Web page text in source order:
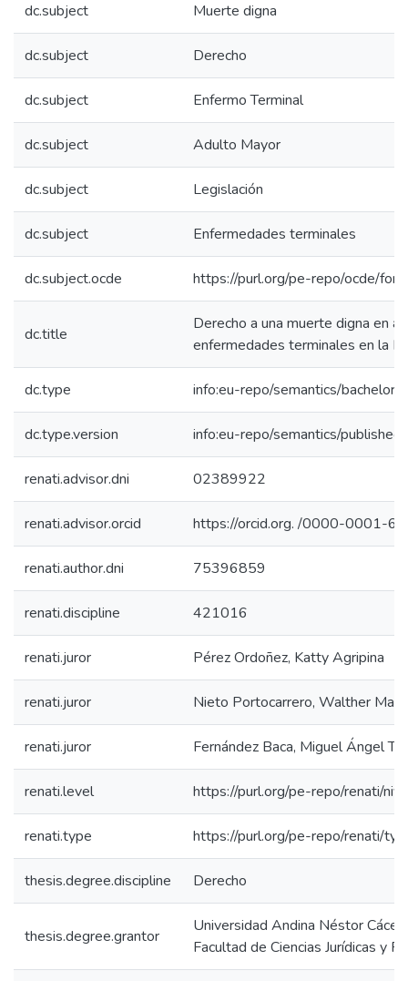
dc.subject Muerte digna
dc.subject Derecho
dc.subject Enfermo Terminal
dc.subject Adulto Mayor
dc.subject Legislación
dc.subject Enfermedades terminales
dc.subject.ocde https://purl.org/pe-repo/ocde/
dc.title
Derecho a una muerte digna en
enfermedades terminales en la
dc.type info:eu-repo/semantics/
dc.type.version info:eu-repo/semantics/
renati.advisor.dni 02389922
renati.advisor.orcid https://orcid.org. /0000-0001-
renati.author.dni 75396859
renati.discipline 421016
renati.juror Pérez Ordoñez, Katty Agripina
renati.juror Nieto Portocarrero, Walther
renati.juror Fernández Baca, Miguel Ángel
renati.level https://purl.org/pe-repo/renati/
renati.type https://purl.org/pe-repo/renati/
thesis.degree.discipline Derecho
thesis.degree.grantor
Universidad Andina Néstor
Facultad de Ciencias Jurídicas y